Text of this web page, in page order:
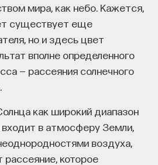
мира, как небо. Кажется,
существует еще
но и здесь цвет
вполне определенного
— рассеяния солнечного
как широкий диапазон
входит в атмосферу Земли,
воздуха,
рассеяние, которое